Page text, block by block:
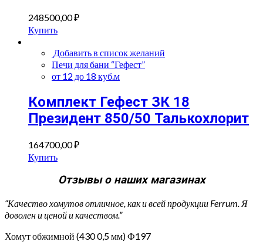
248500,00₽
Купить
Добавить в список желаний
Печи для бани “Гефест”
от 12 до 18 куб.м
Комплект Гефест ЗК 18
Президент 850/50 Талькохлорит
164700,00₽
Купить
Отзывы о наших магазинах
“Качество хомутов отличное, как и всей продукции Ferrum. Я
доволен и ценой и качеством.”
Хомут обжимной (430 0,5 мм) Ф197